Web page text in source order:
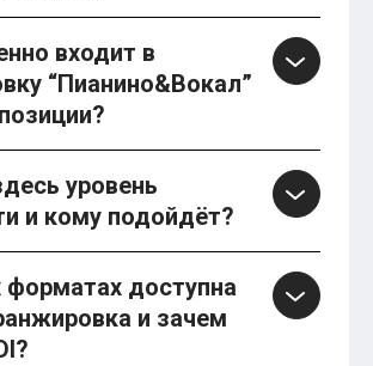
входит в
“Пианино&Вокал”
уровень
и кому подойдёт?
форматах доступна
и зачем